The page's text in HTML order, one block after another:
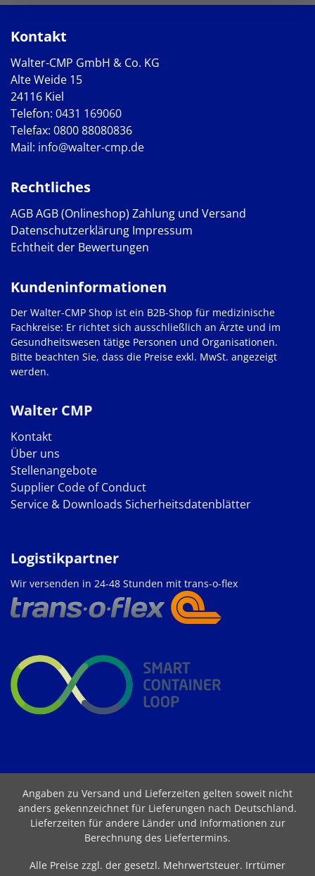
Kontakt
Walter-CMP GmbH & Co. KG
Alte Weide 15
24116 Kiel
Telefon: 0431 169060
Telefax: 0800 88080836
Mail: info@walter-cmp.de
Rechtliches
AGBAGB (Onlineshop) Zahlung und Versand
Datenschutzerklärung Impressum
Echtheit der Bewertungen
Walter CMP
Kontakt
Über uns
Stellenangebote
Supplier Code of Conduct
Service & Downloads Sicherheitsdatenblätter
Kundeninformationen
Der Walter-CMP Shop ist ein B2B-Shop für medizinische
Fachkreise: Er richtet sich ausschließlich an Ärzte und im
Gesundheitswesen tätige Personen und Organisationen.
Bitte beachten Sie, dass die Preise exkl. MwSt. angezeigt
werden.
Logistikpartner
Wir versenden in 24-48 Stunden mit trans-o-flex
Angaben zu Versand und Lieferzeiten gelten soweit nicht
anders gekennzeichnet für Lieferungen nach Deutschland.
Lieferzeiten für andere Länder und Informationen zur
Berechnung des Liefertermins.
Alle Preise zzgl. der gesetzl. Mehrwertsteuer. Irrtümer